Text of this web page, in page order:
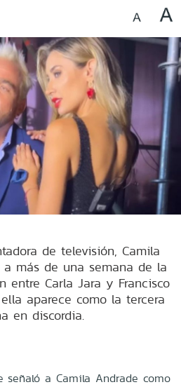
de televisión, Camila
a más de una semana de la
entre Carla Jara y Francisco
aparece como la tercera
en discordia.
señaló a Camila Andrade como